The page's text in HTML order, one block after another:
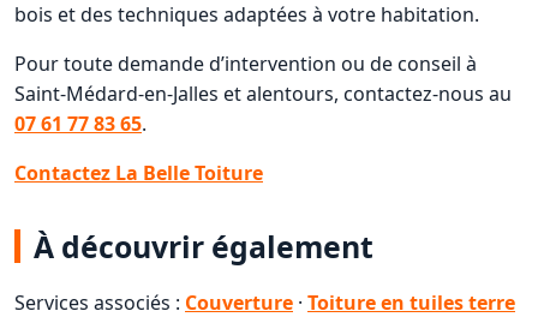
bois et des techniques adaptées à votre habitation.
Pour toute demande d’intervention ou de conseil à
Saint-Médard-en-Jalles et alentours, contactez-nous au
07 61 77 83 65.
Contactez La Belle Toiture
À découvrir également
Services associés : Couverture · Toiture en tuiles terre